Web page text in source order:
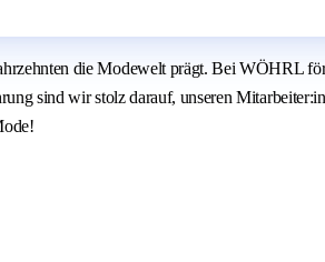
die Modewelt prägt. Bei WÖHRL
sind wir stolz darauf, unseren